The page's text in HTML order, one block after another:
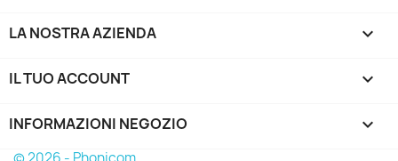
LA NOSTRA AZIENDA 
IL TUO ACCOUNT 
INFORMAZIONI NEGOZIO keyboard_arrow_down